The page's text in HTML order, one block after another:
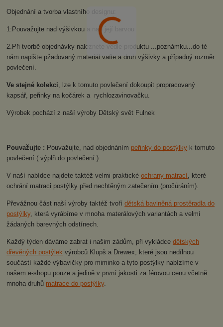
Objednání a tvorba vlastního designu:
1:Pouvažujte nad výšivkou a nad její barvou
2.Při tvorbě objednávky naleznete vedle produktu ...poznámku...do té
nám napište pžadovaný materiál vafle a druh výšivky a případný rozměr
povlečení.
Ve stejné kolekci, lze k tomuto povlečení dokoupit propracovaný
kapsář, peřinky na kočárek a rychlozavinovačku.
Výrobek pochází z naší výroby Dětský svět Fulnek
Pouvažujte : Pouvažujte, nad objednáním peřinky do postýlky k tomuto
povlečení ( výplň do povlečení ).
V naší nabídce najdete taktéž velmi praktickéochrany matrací, které
ochrání matraci postýlky před nechtěným zatečením (pročůráním).
Převážnou část naší výroby taktéž tvořídětská bavlněná prostěradla do
postýlky, která vyrábíme v mnoha materálových variantách a velmi
žádaných barevných odstínech.
Každý týden dáváme zabrat i našim zádům, při vykládcedětských
dřevěných postýlek výrobců Klupš a Drewex, které jsou nedílnou
součástí každé výbavičky pro miminko a tyto postýlky nabízíme v
našem e-shopu pouze a jedině v první jakosti za férovou cenu včetně
mnoha druhů matrace do postýlky.